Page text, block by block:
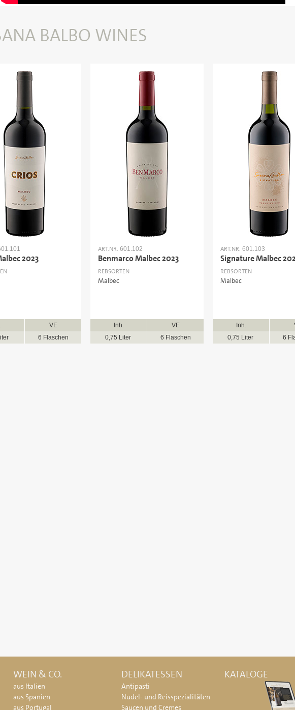
BALBO WINES
2023
VE
6 Flaschen
ART.NR. 601.102
Benmarco Malbec 2023
REBSORTEN
Malbec
Inh.
VE
0,75 Liter
6 Flaschen
ART.NR. 601.103
Signature Malbec
REBSORTEN
Malbec
Inh.
0,75 Liter
6
WEIN & CO.
aus Italien
aus Spanien
aus Portugal
DELIKATESSEN
Antipasti
Nudel- und Reisspezialitäten
Saucen und Cremes
KATALOGE